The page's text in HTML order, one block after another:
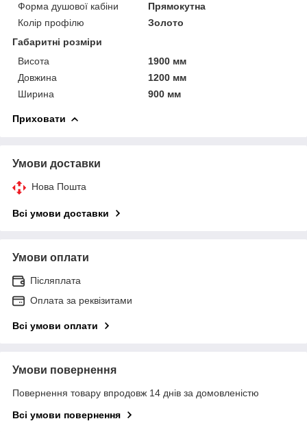
Форма душової кабіни
Прямокутна
Колір профілю
Золото
Габаритні розміри
Висота
1900 мм
Довжина
1200 мм
Ширина
900 мм
Приховати
Умови доставки
Нова Пошта
Всі умови доставки
Умови оплати
Післяплата
Оплата за реквізитами
Всі умови оплати
Умови повернення
Повернення товару впродовж 14 днів за домовленістю
Всі умови повернення